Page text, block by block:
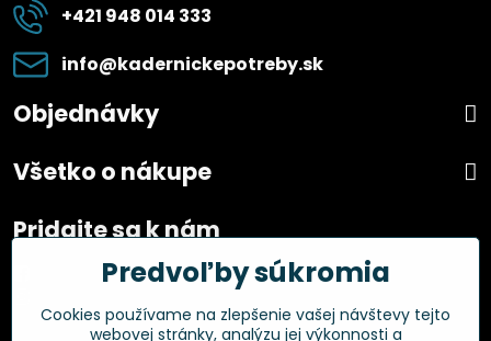
+421 948 014 333
info​@kadernickepotreby​.sk
Objednávky
Všetko o nákupe
Pridajte sa k nám
FacebookPredvoľby súkromia
Cookies používame na zlepšenie vašej návštevy tejto
webovej stránky, analýzu jej výkonnosti a